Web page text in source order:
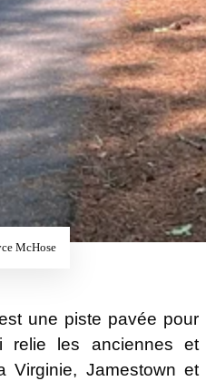
McHose
une piste pavée pour
relie les anciennes et
Virginie, Jamestown et